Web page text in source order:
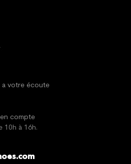
a votre écoute
compte
10h à 16h.